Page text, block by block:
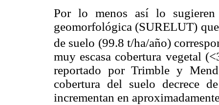
Por lo menos así lo
geomorfológica (SURELUT)
de suelo (99.8 t/ha/año)
muy escasa cobertura vegetal
reportado por Trimble y
cobertura del suelo decrece
incrementan en